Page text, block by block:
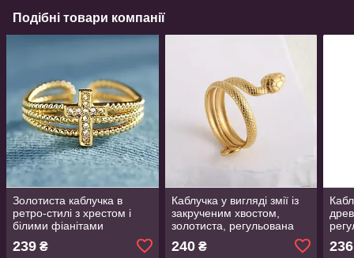
Подібні товари компанії
Золотиста каблучка в
ретро-стилі з хрестом і
білими фіанітами
регульована від 17 до 20
AurumLux764
239 ₴
Каблучка у вигляді змії із
закрученим хвостом,
золотиста, регульована
240₴ 236